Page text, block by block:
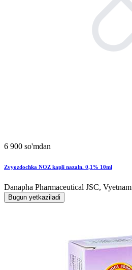
6 900 so'mdan
Zvyozdochka NOZ kapli nazaln. 0,1% 10ml
Danapha Pharmaceutical JSC, Vyetnam
Bugun yetkaziladi